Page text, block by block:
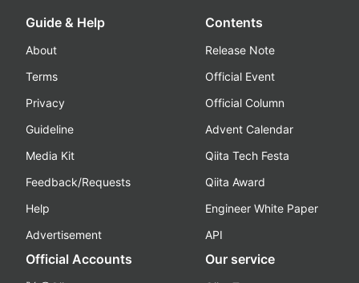
Guide & Help
About
Terms
Privacy
Guideline
Media Kit
Feedback/Requests
Help
Advertisement
Contents
Release Note
Official Event
Official Column
Advent Calendar
Qiita Tech Festa
Qiita Award
Engineer White Paper
API
Official Accounts Our service